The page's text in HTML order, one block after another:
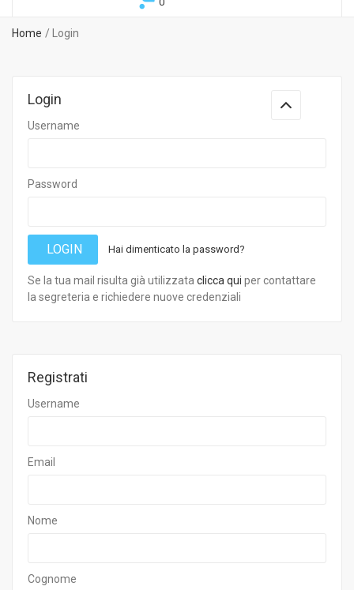
Home Login
Login
Username
Password
LOGIN Hai dimenticato la password?
Se la tua mail risulta già utilizzata clicca qui per contattare
la segreteria e richiedere nuove credenziali
Registrati
Username
Email
Nome
Cognome